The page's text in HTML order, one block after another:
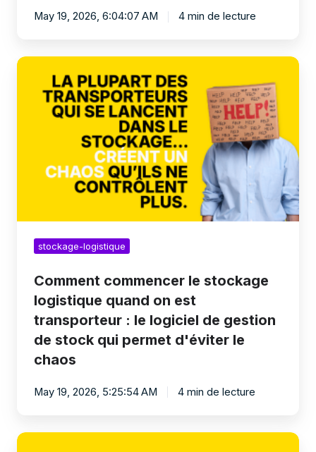
May 19, 2026, 6:04:07 AM 4 min de lecture
Comment
commencer
stockage
logistique
transporteur
logiciel
gestion
stock
permet
d'éviter
chaos
stockage-logistique
Comment commencer le stockage
logistique quand on est
transporteur : le logiciel de gestion
de stock qui permet d'éviter le
chaos
May 19, 2026, 5:25:54 AM 4 min de lecture
Comment